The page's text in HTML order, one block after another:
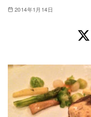
2014年1月14日